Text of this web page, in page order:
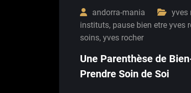
andorra-mania yves
instituts, pause bien etre yves
soins, yves rocher
Une Parenthèse de
Prendre Soin de Soi